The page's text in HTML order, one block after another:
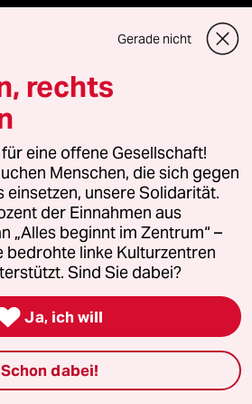
Gerade nicht
rechts
eine offene Gesellschaft!
Menschen, die sich gegen
einsetzen, unsere Solidarität.
der Einnahmen aus
„Alles beginnt im Zentrum“ –
bedrohte linke Kulturzentren
Sind Sie dabei?
Ja, ich will
Schon dabei!